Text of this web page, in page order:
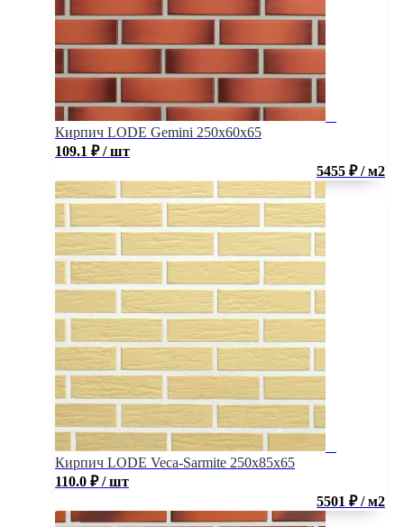
Кирпич LODE Gemini 250x60x65
109.1 ₽ / шт
5455 ₽ / м2
Кирпич LODE Veca-Sarmite 250x85x65
110.0 ₽ / шт
5501 ₽ / м2